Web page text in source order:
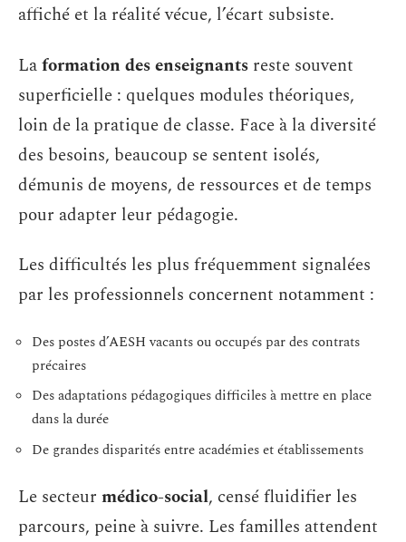
affiché et la réalité vécue, l’écart subsiste.
Laformation des enseignants reste souvent
superficielle : quelques modules théoriques,
loin de la pratique de classe. Face à la diversité
des besoins, beaucoup se sentent isolés,
démunis de moyens, de ressources et de temps
pour adapter leur pédagogie.
Les difficultés les plus fréquemment signalées
par les professionnels concernent notamment :
Des postes d’AESH vacants ou occupés par des contrats
précaires
Des adaptations pédagogiques difficiles à mettre en place
dans la durée
De grandes disparités entre académies et établissements
Le secteur médico-social, censé fluidifier les
parcours, peine à suivre. Les familles attendent